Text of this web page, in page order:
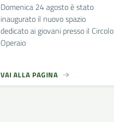
Domenica 24 agosto è stato
inaugurato il nuovo spazio
dedicato ai giovani presso il Circolo
Operaio
VAI ALLA PAGINA